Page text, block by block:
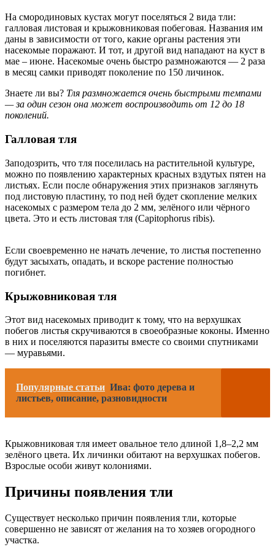
На смородиновых кустах могут поселяться 2 вида тли:
галловая листовая и крыжовниковая побеговая. Названия им
даны в зависимости от того, какие органы растения эти
насекомые поражают. И тот, и другой вид нападают на куст в
мае – июне. Насекомые очень быстро размножаются — 2 раза
в месяц самки приводят поколение по 150 личинок.
Знаете ли вы? Тля размножается очень быстрыми темпами
— за один сезон она может воспроизводить от 12 до 18
поколений.
Галловая тля
Заподозрить, что тля поселилась на растительной культуре,
можно по появлению характерных красных вздутых пятен на
листьях. Если после обнаружения этих признаков заглянуть
под листовую пластину, то под ней будет скопление мелких
насекомых с размером тела до 2 мм, зелёного или чёрного
цвета. Это и есть листовая тля (Capitophorus ribis).
Если своевременно не начать лечение, то листья постепенно
будут засыхать, опадать, и вскоре растение полностью
погибнет.
Крыжовниковая тля
Этот вид насекомых приводит к тому, что на верхушках
побегов листья скручиваются в своеобразные коконы. Именно
в них и поселяются паразиты вместе со своими спутниками
— муравьями.
Популярные статьи Ива: фото дерева и
листьев, описание, разновидности
Крыжовниковая тля имеет овальное тело длиной 1,8–2,2 мм
зелёного цвета. Их личинки обитают на верхушках побегов.
Взрослые особи живут колониями.
Причины появления тли
Существует несколько причин появления тли, которые
совершенно не зависят от желания на то хозяев огородного
участка.